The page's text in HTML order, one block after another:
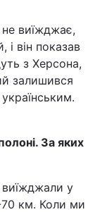
виїжджає,
і він показав
з Херсона,
залишився
За яких
у
70 км. Коли ми